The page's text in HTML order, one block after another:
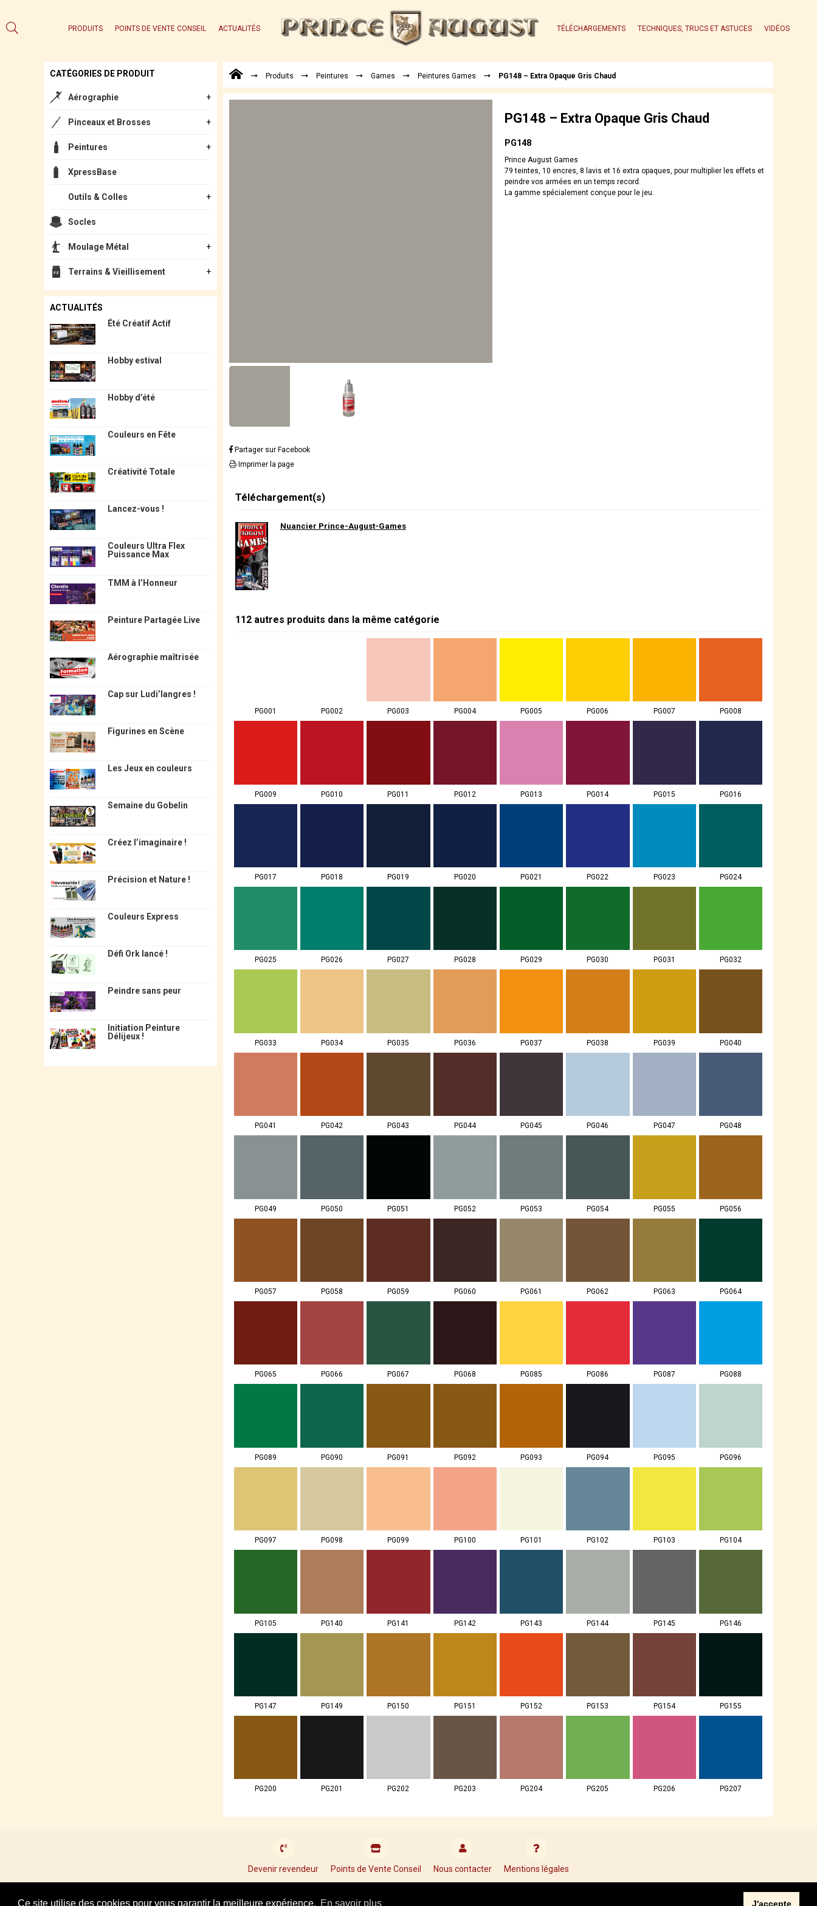
Ce site utilise des cookies pour vous garantir la meilleure expérience. En savoir plus J'accepte
PRODUITS POINTS DE VENTE CONSEIL ACTUALITÉS TÉLÉCHARGEMENTS TECHNIQUES, TRUCS ET ASTUCES VIDÉOS
CATÉGORIES DE PRODUIT
Aérographie
Pinceaux et Brosses
Peintures
XpressBase
Outils & Colles
Socles
Moulage Métal
Terrains & Vieillisement
ACTUALITÉS
Été Créatif Actif
Hobby estival
Hobby d’été
Couleurs en Fête
Créativité Totale
Lancez-vous !
Couleurs Ultra Flex
Puissance Max
TMM à l’Honneur
Peinture Partagée Live
Aérographie maîtrisée
Cap sur Ludi’langres !
Figurines en Scène
Les Jeux en couleurs
Semaine du Gobelin
Créez l’imaginaire !
Précision et Nature !
Couleurs Express
Défi Ork lancé !
Peindre sans peur
Initiation Peinture
Délijeux !
Produits Peintures Games Peintures Games PG148 – Extra Opaque Gris Chaud
Partager sur Facebook
Imprimer la page
PG148 – Extra Opaque Gris Chaud
PG148
Prince August Games
79 teintes, 10 encres, 8 lavis et 16 extra opaques, pour multiplier les effets et
peindre vos armées en un temps record.
La gamme spécialement conçue pour le jeu.
Téléchargement(s)
Nuancier Prince-August-Games
112 autres produits dans la même catégorie
PG001 PG002 PG003 PG004 PG005 PG006 PG007 PG008
PG009 PG010 PG011 PG012 PG013 PG014 PG015 PG016
PG017 PG018 PG019 PG020 PG021 PG022 PG023 PG024
PG025 PG026 PG027 PG028 PG029 PG030 PG031 PG032
PG033 PG034 PG035 PG036 PG037 PG038 PG039 PG040
PG041 PG042 PG043 PG044 PG045 PG046 PG047 PG048
PG049 PG050 PG051 PG052 PG053 PG054 PG055 PG056
PG057 PG058 PG059 PG060 PG061 PG062 PG063 PG064
PG065 PG066 PG067 PG068 PG085 PG086 PG087 PG088
PG089 PG090 PG091 PG092 PG093 PG094 PG095 PG096
PG097 PG098 PG099 PG100 PG101 PG102 PG103 PG104
PG105 PG140 PG141 PG142 PG143 PG144 PG145 PG146
PG147 PG149 PG150 PG151 PG152 PG153 PG154 PG155
PG200 PG201 PG202 PG203 PG204 PG205 PG206 PG207
Devenir revendeur Points de Vente Conseil Nous contacter Mentions légales
Tel : +33 01 34 87 40 05